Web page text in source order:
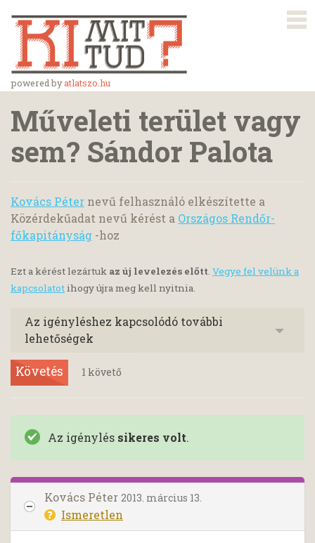
powered byatlatszo.hu
Műveleti terület vagy
sem? Sándor Palota
Kovács Péter nevű felhasználó elkészítette a
Közérdekűadat nevű kérést a Országos Rendőr-
főkapitányság -hoz
Ezt a kérést lezártuk az új levelezés előtt. Vegye fel velünk a
kapcsolatotihogy újra meg kell nyitnia.
Az igényléshez kapcsolódó további
lehetőségek
Követés 1 követő
Az igénylés sikeres volt.
Kovács Péter 2013. március 13.
Ismeretlen